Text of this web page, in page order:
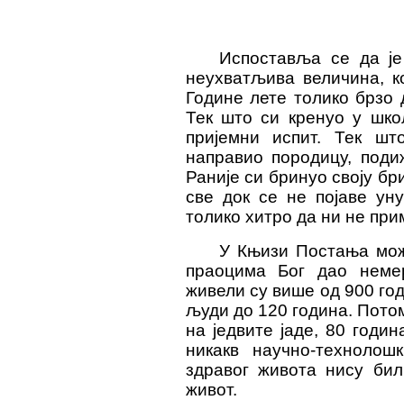
Испоставља се да
неухватљива величина,
Године лете толико
Тек што си кренуо у
пријемни испит. Тек
направио породицу,
Раније си бринуо своју
све док се не појаве
толико хитро да ни не
У Књизи Постања
праоцима Бог дао
живели су више од 900
људи до 120 година.
на једвите јаде, 80
никакв научно-
здравог живота нису
живот.